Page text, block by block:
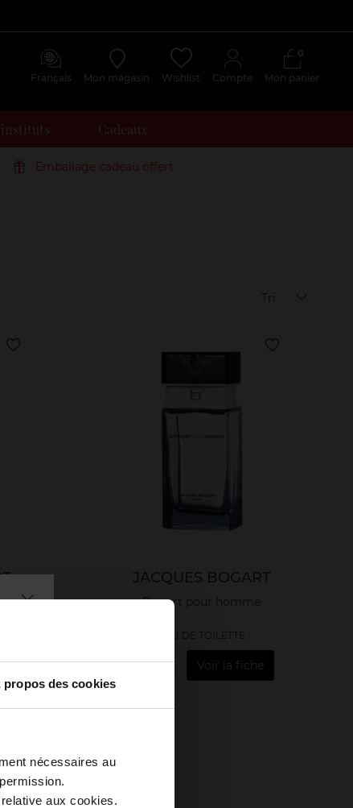
propos des cookies
nécessaires au
aux cookies.
Français Mon magasin Wishlist Compte Mon panier
0
instituts Cadeaux
Emballage cadeau offert
Tri
JACQUES BOGART
Bogart pour homme
EAU DE TOILETTE
79,50 € Voir la fiche